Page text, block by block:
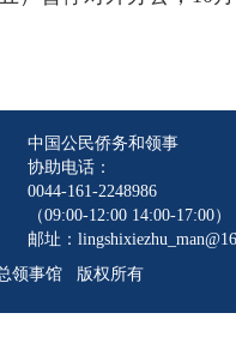
中国公民侨务和领事
协助电话：
0044-161-2248986
（09:00-12:00 14:00-17:00）
邮址：
领事馆 版权所有